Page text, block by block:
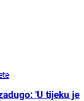
'U tijeku je